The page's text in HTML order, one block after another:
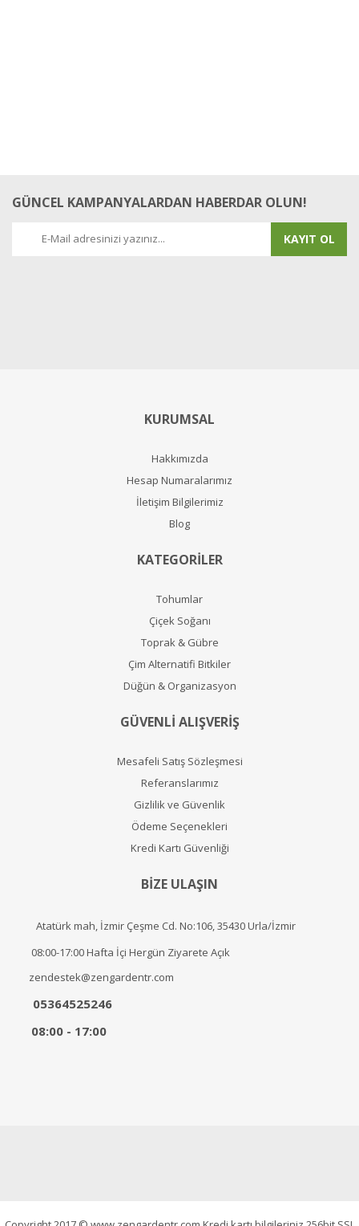
GÜNCEL KAMPANYALARDAN HABERDAR OLUN!
KAYIT OL
KURUMSAL
Hakkımızda
Hesap Numaralarımız
İletişim Bilgilerimiz
Blog
KATEGORİLER
Tohumlar
Çiçek Soğanı
Toprak & Gübre
Çim Alternatifi Bitkiler
Düğün & Organizasyon
GÜVENLİ ALIŞVERİŞ
Mesafeli Satış Sözleşmesi
Referanslarımız
Gizlilik ve Güvenlik
Ödeme Seçenekleri
Kredi Kartı Güvenliği
BİZE ULAŞIN
Atatürk mah, İzmir Çeşme Cd. No:106, 35430 Urla/İzmir
08:00-17:00 Hafta İçi Hergün Ziyarete Açık
zendestek@zengardentr.com
05364525246
08:00 - 17:00